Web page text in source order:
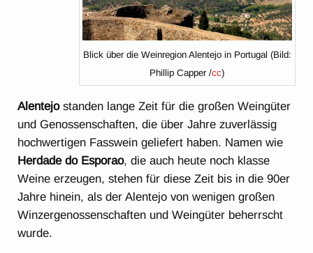
Blick über die Weinregion Alentejo in Portugal (Bild:
Phillip Capper /cc)
Alentejostanden lange Zeit für die großen Weingüter
und Genossenschaften, die über Jahre zuverlässig
hochwertigen Fasswein geliefert haben. Namen wie
Herdade do Esporao, die auch heute noch klasse
Weine erzeugen, stehen für diese Zeit bis in die 90er
Jahre hinein, als der Alentejo von wenigen großen
Winzergenossenschaften und Weingüter beherrscht
wurde.